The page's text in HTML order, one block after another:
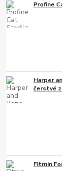
Profine
Harper
čerstvé
Fitmin